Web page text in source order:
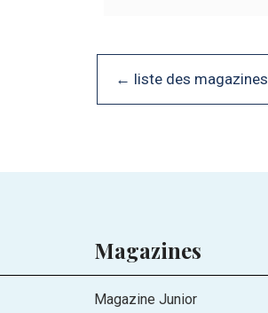
← liste des magazines
Magazines
Magazine Junior